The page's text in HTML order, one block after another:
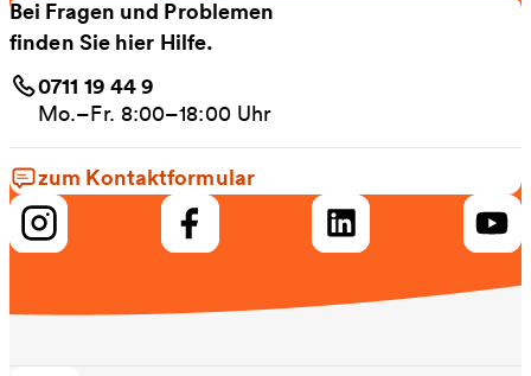
Bei Fragen und Problemen
finden Sie hier Hilfe.
0711 19 44 9
Mo.–Fr. 8:00–18:00 Uhr
zum Kontaktformular